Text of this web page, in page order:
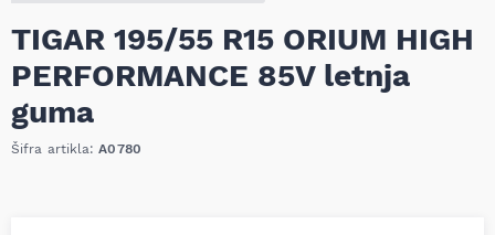
TIGAR 195/55 R15 ORIUM HIGH
PERFORMANCE 85V letnja
guma
Šifra artikla:A0780